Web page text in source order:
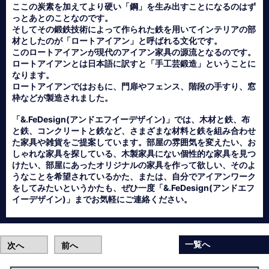
ここの炭素を加えてより硬い「鋼」を生み出すことになるのはず
っとあとのことなのです。
そしてその鍛鉄技術によって作られた鉄を用いてインテリアの部
材としたのが「ロートアイアン」と呼ばれる文化です。
このロートアイアンが現代のアイアン家具の源流となるのです。
ロートアイアンとは日本語に訳すと「手工芸鍛造」ということに
なります。
ロートアイアンではおもに、門扉やフェンス、階段の手すり、窓
枠などが製造されました。
「&.FeDesign(アンドエフイーデザイン)」では、木材と鉄、布
と鉄、コンクリートと鉄など、さまざまな材料と鉄を組み合わせ
た家具や雑貨をご提案しています。部屋の雰囲気を変えたい、お
しゃれな家具を探している、木製家具にない個性的な家具を見つ
けたい、部屋にあったオリジナルの家具を作って欲しい、そのよ
うなことを希望されているかた、または、自分でアイアンワーク
をしてみたいというかたも、ぜひ一度「&.FeDesign(アンドエフ
イーデザイン)」までお気軽にご連絡ください。
次へ 前へ 一覧へ